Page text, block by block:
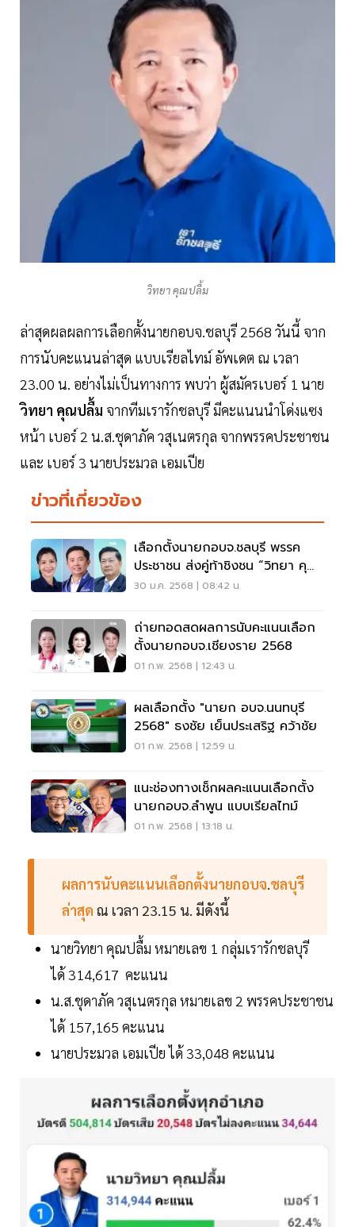
วิทยา คุณปลื้ม
ล่าสุดผลผลการเลือกตั้งนายกอบจ.ชลบุรี 2568 วันนี้ จาก
การนับคะแนนล่าสุด แบบเรียลไทม์ อัพเดต ณ เวลา
23.00 น. อย่างไม่เป็นทางการ พบว่า ผู้สมัครเบอร์ 1 นาย
วิทยา คุณปลื้ม จากทีมเรารักชลบุรี มีคะแนนนำโด่งแซง
หน้า เบอร์ 2 น.ส.ชุดาภัค วสุเนตรกุล จากพรรคประชาชน
และ เบอร์ 3 นายประมวล เอมเปีย
ข่าวที่เกี่ยวข้อง
เลือกตั้งนายกอบจ.ชลบุรี พรรค
ประชาชน ส่งคู่ท้าชิงชน “วิทยา คุณ
ปลื้ม”
30 ม.ค. 2568 | 08:42 น.
ถ่ายทอดสดผลการนับคะแนนเลือก
ตั้งนายกอบจ.เชียงราย 2568
01 ก.พ. 2568 | 12:43 น.
ผลเลือกตั้ง "นายก อบจ.นนทบุรี
2568" ธงชัย เย็นประเสริฐ คว้าชัย
01 ก.พ. 2568 | 12:59 น.
แนะช่องทางเช็กผลคะแนนเลือกตั้ง
นายกอบจ.ลำพูน แบบเรียลไทม์
01 ก.พ. 2568 | 13:18 น.
ผลการนับคะแนนเลือกตั้งนายกอบจ.ชลบุรี
ล่าสุด ณ เวลา 23.15 น. มีดังนี้
นายวิทยา คุณปลื้ม หมายเลข 1 กลุ่มเรารักชลบุรี
ได้ 314,617 คะแนน
น.ส.ชุดาภัค วสุเนตรกุล หมายเลข 2 พรรคประชาชน
ได้ 157,165 คะแนน
นายประมวล เอมเปีย ได้ 33,048 คะแนน